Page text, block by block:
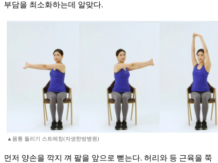
부담을 최소화하는데 알맞다.
▲몸통 돌리기 스트레칭(자생한방병원)
먼저 양손을 깍지 껴 팔을 앞으로 뻗는다. 허리와 등 근육을 쭉